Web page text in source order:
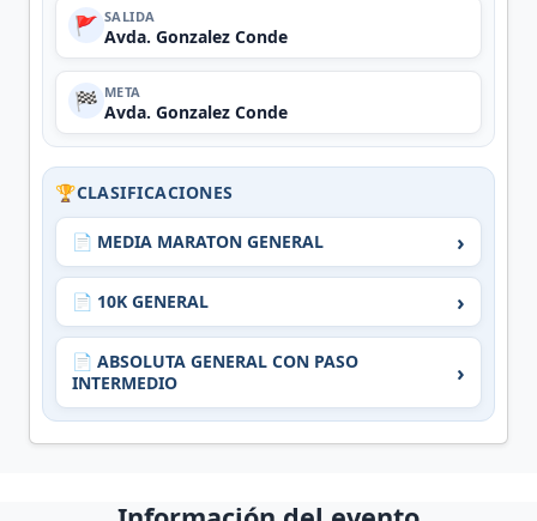
🚩 SALIDA
Avda. Gonzalez Conde
🏁 META
Avda. Gonzalez Conde
🏆CLASIFICACIONES
📄 MEDIA MARATON GENERAL ›
📄 10K GENERAL ›
📄 ABSOLUTA GENERAL CON PASO
INTERMEDIO
›